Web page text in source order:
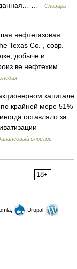
данная… …
Словарь
нефтегазовая
Texas Co. , совр.
добыче и
ве нефтехим.
капитале
крайней мере 51%
оставляло за
словарь
18+
Drupal,